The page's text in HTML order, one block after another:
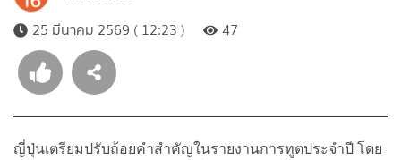
25 มีนาคม 2569 ( 12:23 )
47
ญี่ปุ่นเตรียมปรับถ้อยคำสำคัญในรายงานการทูตประจำปี โดย